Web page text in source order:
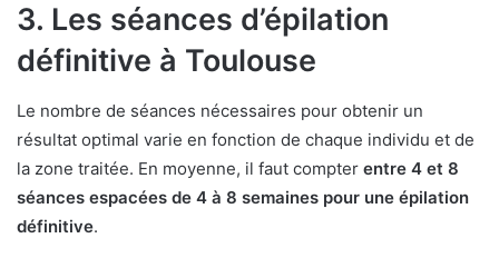
3. Les séances d’épilation
définitive à Toulouse
Le nombre de séances nécessaires pour obtenir un
résultat optimal varie en fonction de chaque individu et de
la zone traitée. En moyenne, il faut compter entre 4 et 8
séances espacées de 4 à 8 semaines pour une épilation
définitive.